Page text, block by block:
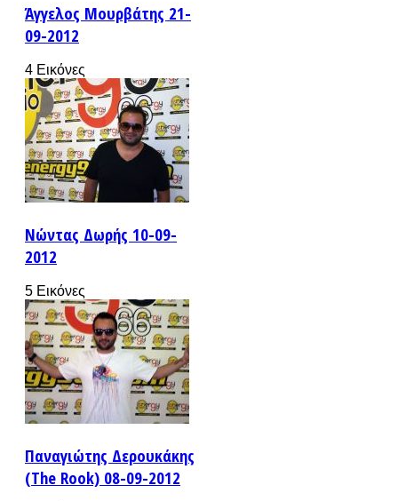
Άγγελος Μουρβάτης 21-
09-2012
4 Εικόνες
Νώντας Δωρής 10-09-
2012
5 Εικόνες
Παναγιώτης Δερουκάκης
(The Rook) 08-09-2012